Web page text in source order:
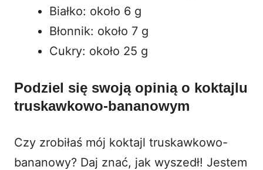
Białko: około 6 g
Błonnik: około 7 g
Cukry: około 25 g
Podziel się swoją opinią o koktajlu
truskawkowo-bananowym
Czy zrobiłaś mój koktajl truskawkowo-
bananowy? Daj znać, jak wyszedł! Jestem